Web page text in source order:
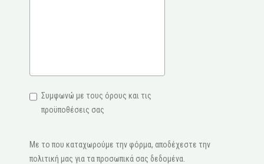
Συμφωνώ με τους όρους και τις
προϋποθέσεις σας
Με το που καταχωρούμε την φόρμα, αποδέχεστε την
πολιτική μας για τα προσωπικά σας δεδομένα.